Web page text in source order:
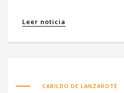
Leer noticia
CABILDO DE LANZAROTE